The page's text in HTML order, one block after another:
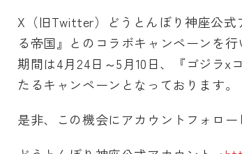
X（旧Twitter）どうとんぼり神座公
る帝国』とのコラボキャンペーンを行
期間は4月24日～5月10日、『ゴジラx
たるキャンペーンとなっております。
是非、この機会にアカウントフォロー